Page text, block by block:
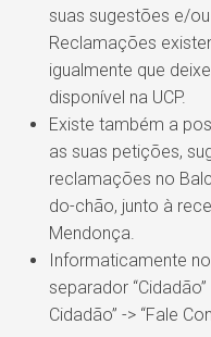
suas sugestões e/
Reclamações
igualmente que
disponível na UCP.
Existe também a
as suas petições,
reclamações no
do-chão, junto à
Mendonça.
Informaticamente
separador
Cidadão” -> “Fale